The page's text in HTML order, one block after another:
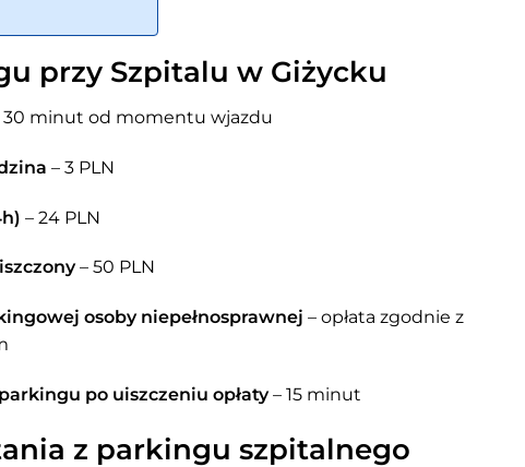
przy Szpitalu w Giżycku
30 minut od momentu wjazdu
– 3 PLN
– 24 PLN
– 50 PLN
osoby niepełnosprawnej – opłata zgodnie z
po uiszczeniu opłaty– 15 minut
z parkingu szpitalnego